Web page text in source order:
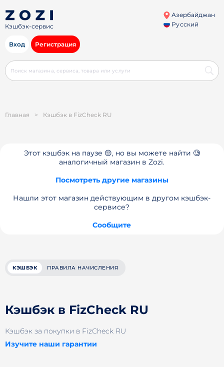
Кэшбэк-сервис
Азербайджан
Русский
Вход Регистрация
Главная > Кэшбэк в FizCheck RU
Этот кэшбэк на паузе 😔, но вы можете найти 🧐
аналогичный магазин в Zozi.
Посмотреть другие магазины
Нашли этот магазин действующим в другом кэшбэк-
сервисе?
Сообщите
КЭШБЭК ПРАВИЛА НАЧИСЛЕНИЯ
Кэшбэк в FizCheck RU
Кэшбэк за покупки в FizCheck RU
Изучите наши гарантии